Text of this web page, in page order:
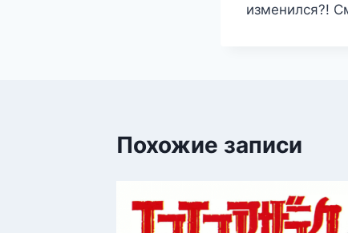
изменился?!
Похожие записи